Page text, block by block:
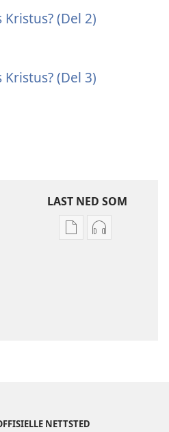
Kristus? (Del 2)
Kristus? (Del 3)
LAST NED SOM
NETTSTED